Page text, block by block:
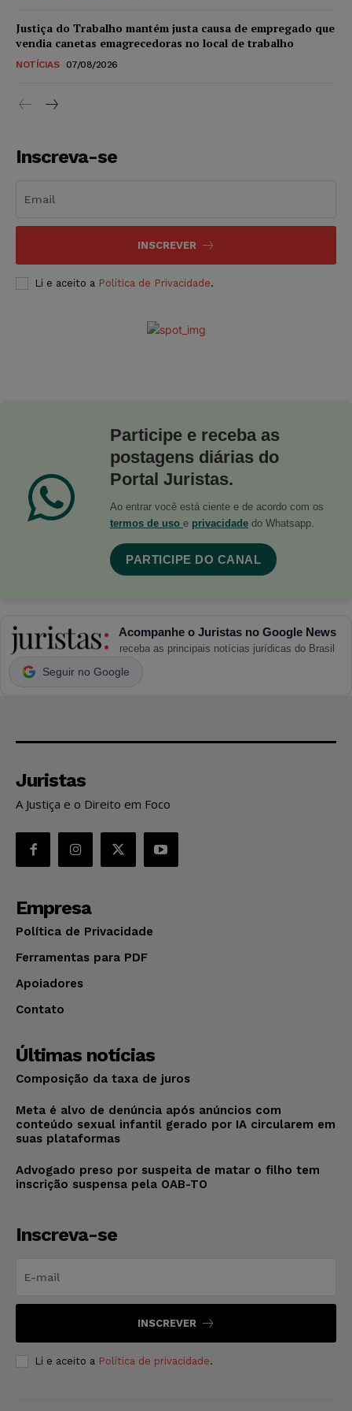
Justiça do Trabalho mantém justa causa de empregado que
vendia canetas emagrecedoras no local de trabalho
NOTÍCIAS 07/08/2026
Inscreva-se
INSCREVER
Li e aceito a Política de Privacidade.
Participe e receba as
postagens diárias do
Portal Juristas.
Ao entrar você está ciente e de acordo com os
termos de uso e privacidade do Whatsapp.
PARTICIPE DO CANAL
Acompanhe o Juristas no Google News
receba as principais notícias jurídicas do Brasil
Seguir no Google
Juristas
A Justiça e o Direito em Foco
Empresa
Política de Privacidade
Ferramentas para PDF
Apoiadores
Contato
Últimas notícias
Composição da taxa de juros
Meta é alvo de denúncia após anúncios com
conteúdo sexual infantil gerado por IA circularem em
suas plataformas
Advogado preso por suspeita de matar o filho tem
inscrição suspensa pela OAB-TO
Inscreva-se
INSCREVER
Li e aceito a Política de privacidade.